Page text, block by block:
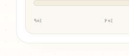
۶۰٪ ۹۰٪